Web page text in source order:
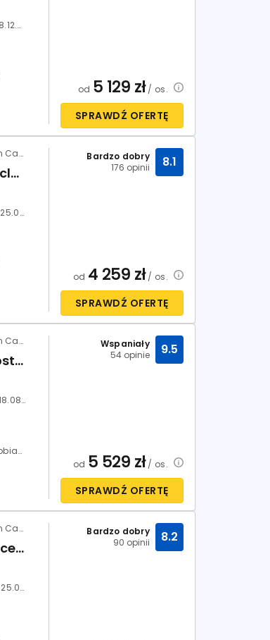
11.12.2026 - 18.12.2026
od 5 129 zł/ os.
SPRAWDŹ OFERTĘ
Hiszpania / Gran Canaria / San Agustin
Abora Interclub Atlantic (ex Ifa)
18.05.2027 - 25.05.2027
Bardzo dobry
176 opinii
8.1
od 4 259 zł/ os.
SPRAWDŹ OFERTĘ
Hiszpania / Gran Canaria / Costa Meloneras
Lopesan Costa Meloneras Resort Spa
11.08.2026 - 18.08.2026
Śniadania i obiadokolacje (HB)
Wspaniały
54 opinie
9.5
od 5 529 zł/ os.
SPRAWDŹ OFERTĘ
Hiszpania / Gran Canaria / Mogan
Mogan Princess & Beach Club
18.08.2026 - 25.08.2026
Bardzo dobry
90 opinii
8.2